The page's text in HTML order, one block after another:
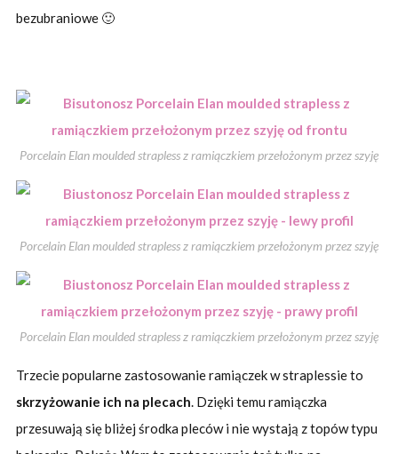
bezubraniowe 🙂
Porcelain Elan moulded strapless z ramiączkiem przełożonym przez szyję
Porcelain Elan moulded strapless z ramiączkiem przełożonym przez szyję
Porcelain Elan moulded strapless z ramiączkiem przełożonym przez szyję
Trzecie popularne zastosowanie ramiączek w straplessie to
skrzyżowanie ich na plecach. Dzięki temu ramiączka
przesuwają się bliżej środka pleców i nie wystają z topów typu